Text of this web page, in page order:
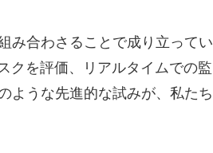
み合わさることで成り立ってい
クを評価、リアルタイムでの監
ような先進的な試みが、私たち